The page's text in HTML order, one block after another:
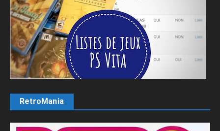
RetroMania